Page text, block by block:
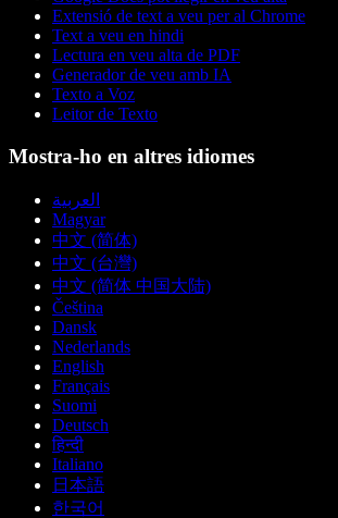
Extensió de text a veu per al Chrome
Text a veu en hindi
Lectura en veu alta de PDF
Generador de veu amb IA
Texto a Voz
Leitor de Texto
Mostra-ho en altres idiomes
العربية
Magyar
中文 (简体)
中文 (台灣)
中文 (简体 中国大陆)
Čeština
Dansk
Nederlands
English
Français
Suomi
Deutsch
हिन्दी
Italiano
日本語
한국어